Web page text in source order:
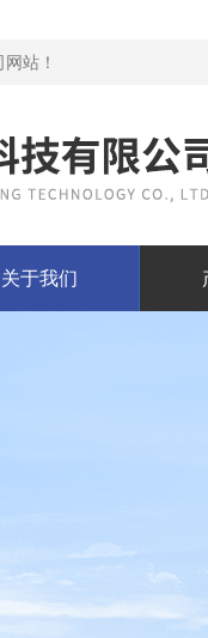
站！
关于我们